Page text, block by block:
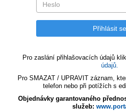
Pro zaslání přihlašovacích údajů
údajů.
Pro SMAZAT / UPRAVIT záznam,
telefon nebo při potížích s
Objednávky garantovaného
služeb: